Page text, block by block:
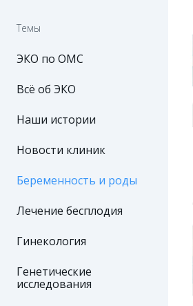
Темы
ЭКО по ОМС
Всё об ЭКО
Наши истории
Новости клиник
Беременность и роды
Лечение бесплодия
Гинекология
Генетические
исследования